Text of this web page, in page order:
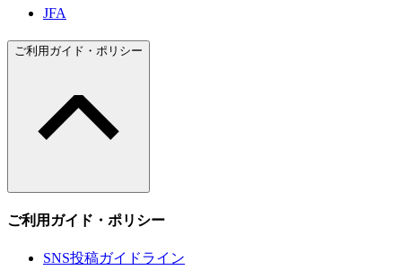
JFA
ご利用ガイド・ポリシー
ご利用ガイド・ポリシー
SNS投稿ガイドライン